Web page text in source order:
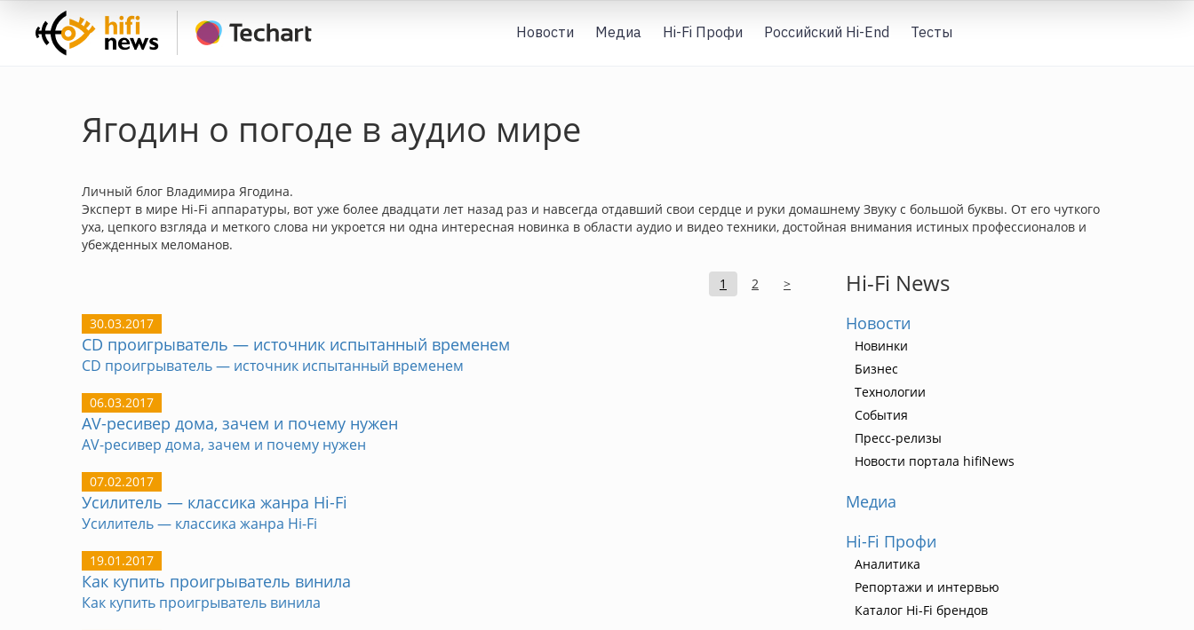
Новости Медиа Hi-Fi Профи Российский Hi-End Тесты
Ягодин о погоде в аудио мире
Личный блог Владимира Ягодина.
Эксперт в мире Hi-Fi аппаратуры, вот уже более двадцати лет назад раз и навсегда отдавший свои сердце и руки домашнему Звуку с большой буквы. От его чуткого
уха, цепкого взгляда и меткого слова ни укроется ни одна интересная новинка в области аудио и видео техники, достойная внимания истиных профессионалов и
убежденных меломанов.
1 2 >
30.03.2017
CD проигрыватель — источник испытанный временем
CD проигрыватель — источник испытанный временем
06.03.2017
AV-ресивер дома, зачем и почему нужен
AV-ресивер дома, зачем и почему нужен
07.02.2017
Усилитель — классика жанра Hi-Fi
Усилитель — классика жанра Hi-Fi
19.01.2017
Как купить проигрыватель винила
Как купить проигрыватель винила
Hi-Fi News
Новости
Новинки
Бизнес
Технологии
События
Пресс-релизы
Новости портала hifiNews
Медиа
Hi-Fi Профи
Аналитика
Репортажи и интервью
Каталог Hi-Fi брендов